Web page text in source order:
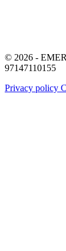
© 2026 -
97147110155
Privacy policy